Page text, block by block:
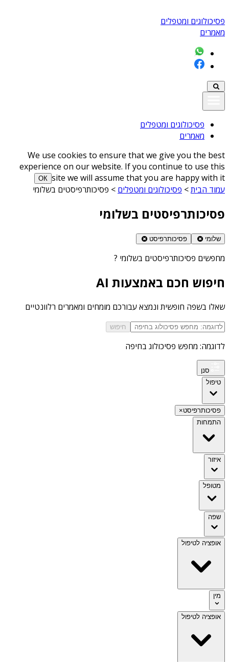
פסיכולוגים ומטפלים
מאמרים
פסיכולוגים ומטפלים
מאמרים
We use cookies to ensure that we give you the best
experience on our website. If you continue to use this
site we will assume that you are happy with it
ОК
עמוד הבית> פסיכולוגים ומטפלים > פסיכותרפיסטים בשלומי
פסיכותרפיסטים בשלומי
שלומי פסיכותרפיסט
מחפשים פסיכותרפיסטים בשלומי ?
חיפוש חכם באמצעות AI
שאלו בשפה חופשית ונמצא עבורכם מומחים ומאמרים רלוונטיים
חיפוש
לדוגמה: מחפש פסיכולוג בחיפה
סנן
טיפול
פסיכותרפיסט×
התמחות
איזור
מטופל
שפה
אופציה לטיפול
מין
אופציה לטיפול